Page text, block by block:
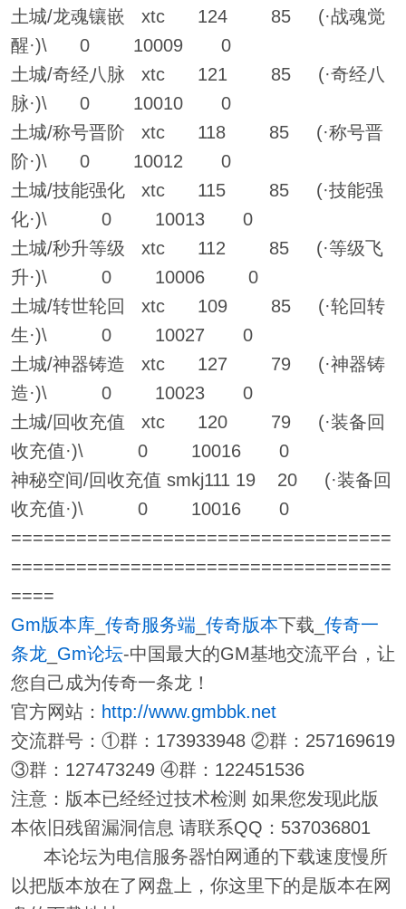
土城/龙魂镶嵌 xtc 124 85 (·战魂觉
醒·)\ 0 10009 0
土城/奇经八脉 xtc 121 85 (·奇经八
脉·)\ 0 10010 0
土城/称号晋阶 xtc 118 85 (·称号晋
阶·)\ 0 10012 0
土城/技能强化 xtc 115 85 (·技能强
化·)\ 0 10013 0
土城/秒升等级 xtc 112 85 (·等级飞
升·)\ 0 10006 0
土城/转世轮回 xtc 109 85 (·轮回转
生·)\ 0 10027 0
土城/神器铸造 xtc 127 79 (·神器铸
造·)\ 0 10023 0
土城/回收充值 xtc 120 79 (·装备回
收充值·)\ 0 10016 0
神秘空间/回收充值 smkj111 19 20 (·装备回
收充值·)\ 0 10016 0
===================================
===================================
====
Gm版本库_ 传奇服务端 传奇版本下载_ 传奇一
条龙_ Gm论坛-中国最大的GM基地交流平台，让
您自己成为传奇一条龙！
官方网站： http://www.gmbbk.net
交流群号：①群：173933948 ②群：257169619
③群：127473249 ④群：122451536
注意：版本已经经过技术检测 如果您发现此版
本依旧残留漏洞信息 请联系QQ：537036801
本论坛为电信服务器怕网通的下载速度慢所
以把版本放在了网盘上，你这里下的是版本在网